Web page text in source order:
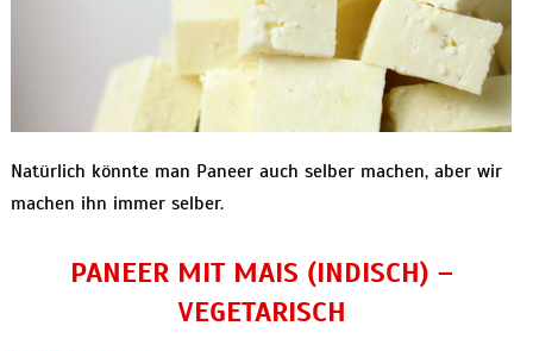
Natürlich könnte man Paneer auch selber machen, aber wir
machen ihn immer selber.
PANEER MIT MAIS (INDISCH) –
VEGETARISCH